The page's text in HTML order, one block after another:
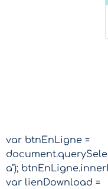
var btnEnLigne =
a");
var lienDownload =